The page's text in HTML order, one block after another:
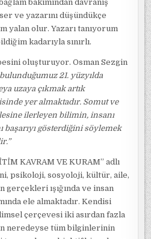
bakımından davranış
ve yazarını düşündükçe
yalan olur. Yazarı tanıyorum
kadarıyla sınırlı.
oluşturuyor. Osman Sezgin
21. yüzyılda
uzaya çıkmak artık
yer almaktadır. Somut ve
ilerleyen bilimin, insanı
başarıyı gösterdiğini söylemek
KAVRAM VE KURAM” adlı
psikoloji, sosyoloji, kültür, aile,
ışığında ve insan
ele almaktadır. Kendisi
çerçevesi iki asırdan fazla
neredeyse tüm bilginlerinin